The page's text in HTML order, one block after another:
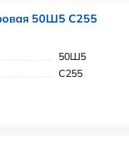
50Ш5 С255
50Ш5
С255